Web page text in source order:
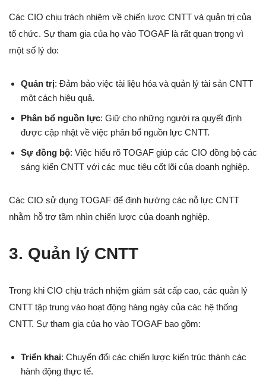
Các CIO chịu trách nhiệm về chiến lược CNTT và quản trị của
tổ chức. Sự tham gia của họ vào TOGAF là rất quan trọng vì
một số lý do:
Quản trị: Đảm bảo việc tài liệu hóa và quản lý tài sản CNTT
một cách hiệu quả.
Phân bổ nguồn lực: Giữ cho những người ra quyết định
được cập nhật về việc phân bổ nguồn lực CNTT.
Sự đồng bộ: Việc hiểu rõ TOGAF giúp các CIO đồng bộ các
sáng kiến CNTT với các mục tiêu cốt lõi của doanh nghiệp.
Các CIO sử dụng TOGAF để định hướng các nỗ lực CNTT
nhằm hỗ trợ tầm nhìn chiến lược của doanh nghiệp.
3. Quản lý CNTT
Trong khi CIO chịu trách nhiệm giám sát cấp cao, các quản lý
CNTT tập trung vào hoạt động hàng ngày của các hệ thống
CNTT. Sự tham gia của họ vào TOGAF bao gồm:
Triển khai: Chuyển đổi các chiến lược kiến trúc thành các
hành động thực tế.